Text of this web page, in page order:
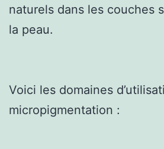
naturels dans les couches
la peau.
Voici les domaines
micropigmentation :